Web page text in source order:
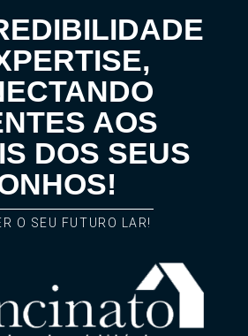
AOS
DOS SEUS
O SEU FUTURO LAR!